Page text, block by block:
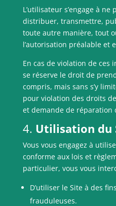
L’utilisateur s’engage à
distribuer, transmettre,
toute autre manière, tout
l’autorisation préalable et
En cas de violation de ces
se réserve le droit de
compris, mais sans s’y
pour violation des droits
et demande de réparation
4. Utilisation du
Vous vous engagez à
conforme aux lois et
particulier, vous vous
D’utiliser le Site à des
frauduleuses.